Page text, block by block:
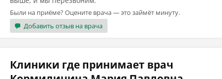
Были на приёме? Оцените врача — это займёт минуту.
Добавить отзыв на врача
Клиники где принимает врач